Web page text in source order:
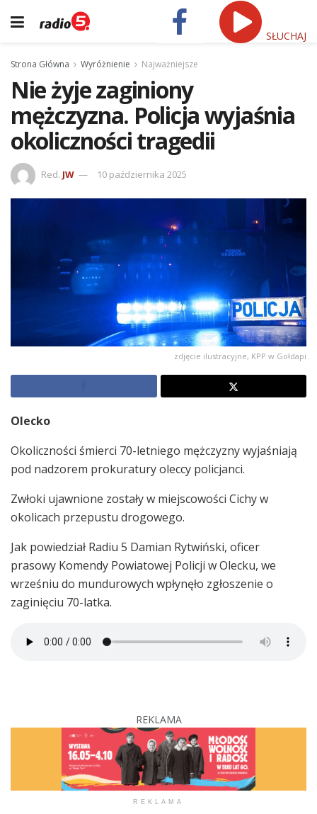
SŁUCHAJ
Strona Główna Wyróżnienie Najważniejsze
Nie żyje zaginiony
mężczyzna. Policja wyjaśnia
okoliczności tragedii
Red. JW 10 października 2025
zdjęcie ilustracyjne, KPP w Gołdapi
Olecko
Okoliczności śmierci 70-letniego mężczyzny wyjaśniają
pod nadzorem prokuratury oleccy policjanci.
Zwłoki ujawnione zostały w miejscowości Cichy w
okolicach przepustu drogowego.
Jak powiedział Radiu 5 Damian Rytwiński, oficer
prasowy Komendy Powiatowej Policji w Olecku, we
wrześniu do mundurowych wpłynęło zgłoszenie o
zaginięciu 70-latka.
REKLAMA
REKLAMA